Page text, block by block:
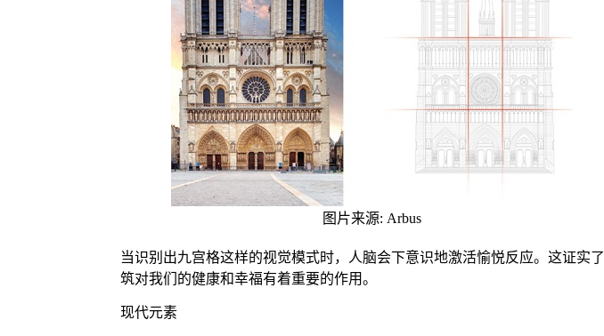
图片来源: Arbus
当识别出九宫格这样的视觉模式时，人脑会下意识地激活愉悦反应。这证实
筑对我们的健康和幸福有着重要的作用。
现代元素